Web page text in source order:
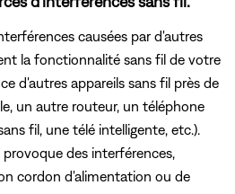
causées par d'autres
la fonctionnalité sans fil de votre
d'autres appareils sans fil près de
un autre routeur, un téléphone
fil, une télé intelligente, etc.).
des interférences,
cordon d'alimentation ou de